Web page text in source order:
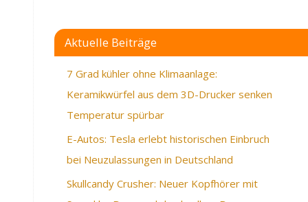
Aktuelle Beiträge
7 Grad kühler ohne Klimaanlage:
Keramikwürfel aus dem 3D-Drucker senken
Temperatur spürbar
E-Autos: Tesla erlebt historischen Einbruch
bei Neuzulassungen in Deutschland
Skullcandy Crusher: Neuer Kopfhörer mit